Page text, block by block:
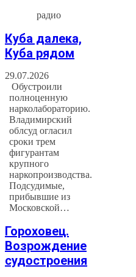
радио
Куба далека,
Куба рядом
29.07.2026
Обустроили
полноценную
нарколабораторию.
Владимирский
облсуд огласил
сроки трем
фигурантам
крупного
наркопроизводства.
Подсудимые,
прибывшие из
Московской…
Гороховец.
Возрождение
судостроения